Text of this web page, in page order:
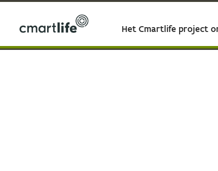
Het Cmartlife project